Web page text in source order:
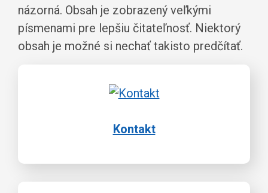
názorná. Obsah je zobrazený veľkými
písmenami pre lepšiu čitateľnosť. Niektorý
obsah je možné si nechať takisto predčítať.
Kontakt